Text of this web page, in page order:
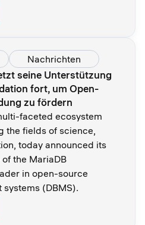
Nachrichten
seine Unterstützung
fort, um Open-
zu fördern
faceted ecosystem
the fields of science,
today announced its
the MariaDB
in open-source
(DBMS).